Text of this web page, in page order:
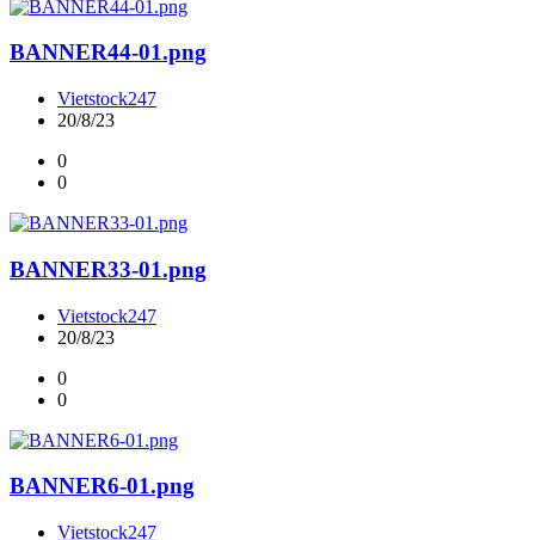
BANNER44-01.png
Vietstock247
20/8/23
0
0
BANNER33-01.png
Vietstock247
20/8/23
0
0
BANNER6-01.png
Vietstock247